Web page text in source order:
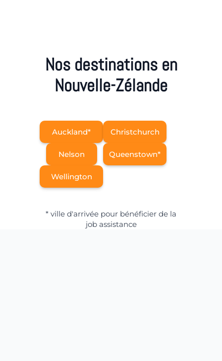
Nos destinations en
Nouvelle-Zélande
Auckland* Christchurch
Nelson Queenstown*
Wellington
* ville d'arrivée pour bénéficier de la
job assistance